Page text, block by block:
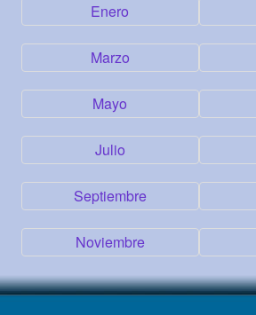
Enero
Marzo
Mayo
Julio
Septiembre
Noviembre